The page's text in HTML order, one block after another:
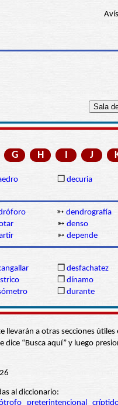
G H I J
❒ decuria
➳ dendrografía
➳ denso
➳ depende
❒ desfachatez
❒ dínamo
❒ durante
llevarán a otras secciones
dice “Busca aquí” y luego
al diccionario:
preterintencional